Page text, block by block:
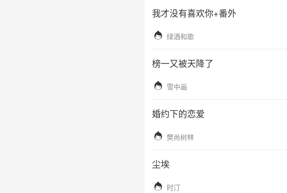
我才没有喜欢你+番外
 绿酒和歌
榜一又被天降了
 雪中画
婚约下的恋爱
 樊尚树林
尘埃
 时汀